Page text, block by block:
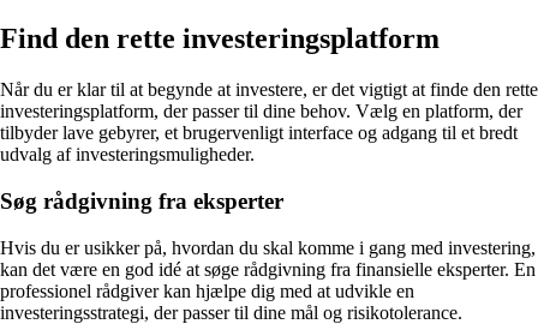
Find den rette investeringsplatform
Når du er klar til at begynde at investere, er det vigtigt at finde den rette
investeringsplatform, der passer til dine behov. Vælg en platform, der
tilbyder lave gebyrer, et brugervenligt interface og adgang til et bredt
udvalg af investeringsmuligheder.
Søg rådgivning fra eksperter
Hvis du er usikker på, hvordan du skal komme i gang med investering,
kan det være en god idé at søge rådgivning fra finansielle eksperter. En
professionel rådgiver kan hjælpe dig med at udvikle en
investeringsstrategi, der passer til dine mål og risikotolerance.